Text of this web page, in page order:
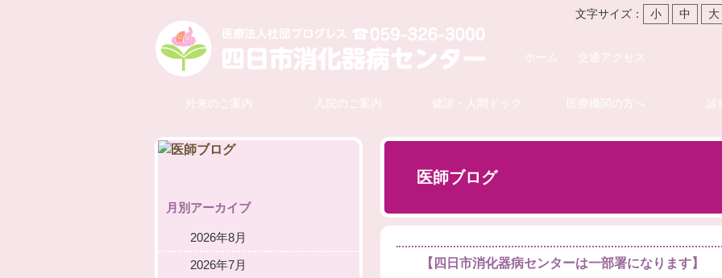
文字サイズ： 小 中 大
ホーム 交通アクセス
外来のご案内 入院のご案内 健診・人間ドック 医療機関の方へ
医師ブログ
【四日市消化器病センターは一部署になります】
月別アーカイブ
2026年8月
2026年7月